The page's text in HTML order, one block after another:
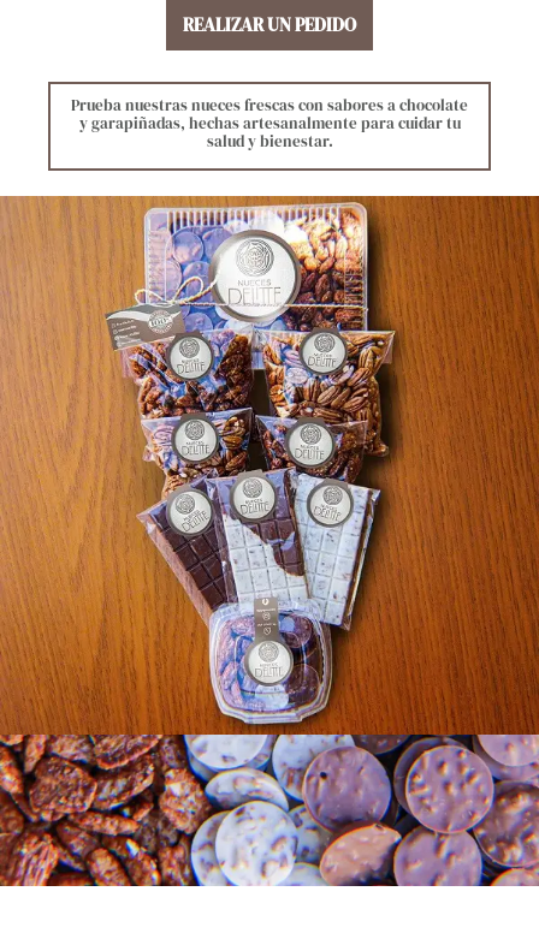
REALIZAR UN PEDIDO
Prueba nuestras nueces frescas con sabores a chocolate
y garapiñadas, hechas artesanalmente para cuidar tu
salud y bienestar.